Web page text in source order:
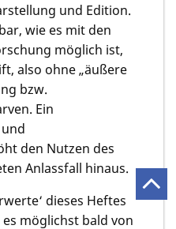
und Edition.
wie es mit den
möglich ist,
also ohne „äußere
bzw.
Ein
den Nutzen des
Anlassfall hinaus.
dieses Heftes
möglichst bald von